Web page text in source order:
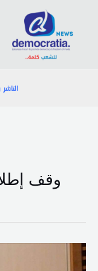
المحتوى
وقف
أكسيوس:
نتنياهو